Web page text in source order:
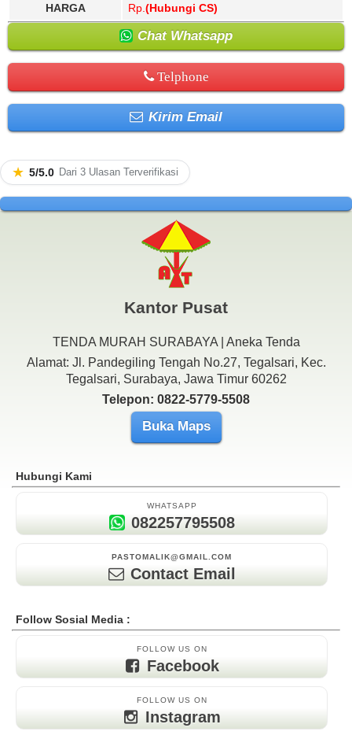
HARGA Rp. (Hubungi CS)
Chat Whatsapp
Telphone
Kirim Email
★ 5/5.0 Dari 3 Ulasan Terverifikasi
Kantor Pusat
TENDA MURAH SURABAYA | Aneka Tenda
Alamat: Jl. Pandegiling Tengah No.27, Tegalsari, Kec.
Tegalsari, Surabaya, Jawa Timur 60262
Telepon: 0822-5779-5508
Buka Maps
Hubungi Kami
WHATSAPP
082257795508
PASTOMALIK@GMAIL.COM
Contact Email
Follow Sosial Media :
FOLLOW US ON
Facebook
FOLLOW US ON
Instagram